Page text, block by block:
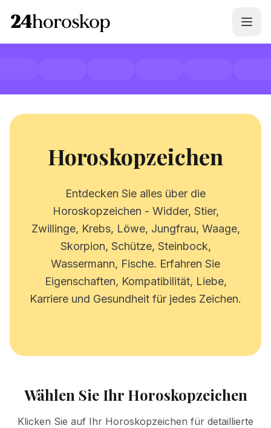
Horoskopzeichen
Entdecken Sie alles über die
Horoskopzeichen - Widder, Stier,
Zwillinge, Krebs, Löwe, Jungfrau, Waage,
Skorpion, Schütze, Steinbock,
Wassermann, Fische. Erfahren Sie
Eigenschaften, Kompatibilität, Liebe,
Karriere und Gesundheit für jedes Zeichen.
Wählen Sie Ihr Horoskopzeichen
Klicken Sie auf Ihr Horoskopzeichen für detaillierte